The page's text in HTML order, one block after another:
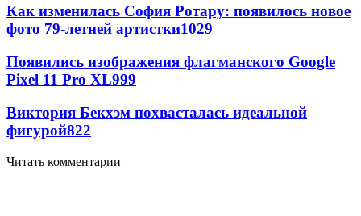
Как изменилась София Ротару: появилось новое
фото 79-летней артистки1029
Появились изображения флагманского Google
Pixel 11 Pro XL999
Виктория Бекхэм похвасталась идеальной
фигурой822
Читать комментарии